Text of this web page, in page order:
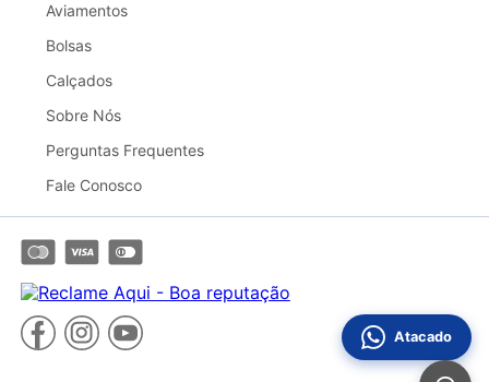
Aviamentos
Bolsas
Calçados
Sobre Nós
Perguntas Frequentes
Fale Conosco
Atacado